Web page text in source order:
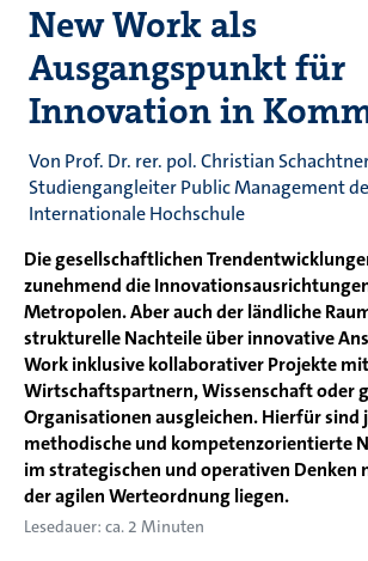
New Work als
Ausgangspunkt für
Innovation in
Von Prof. Dr. rer. pol. Christian
Studiengangleiter Public Management
Internationale Hochschule
Die gesellschaftlichen
zunehmend die
Metropolen. Aber auch der ländliche
strukturelle Nachteile über innovative
Work inklusive kollaborativer Projekte mit
Wirtschaftspartnern, Wissenschaft oder
Organisationen ausgleichen. Hierfür sind
methodische und kompetenzorientierte
im strategischen und operativen Denken
der agilen Werteordnung liegen.
Lesedauer: ca. 2 Minuten